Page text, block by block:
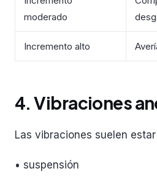
moderado
Incremento alto
4. Vibraciones
Las vibraciones suelen
• suspensión